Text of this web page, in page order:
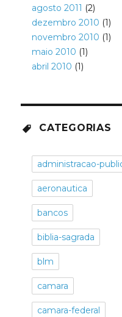
agosto 2011 (2)
dezembro 2010 (1)
novembro 2010 (1)
maio 2010 (1)
abril 2010 (1)
CATEGORIAS
administracao-
aeronautica
bancos
biblia-sagrada
blm
camara
camara-federal